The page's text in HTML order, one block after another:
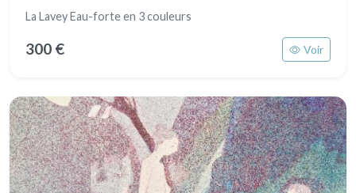
La Lavey Eau-forte en 3 couleurs
300 € Voir